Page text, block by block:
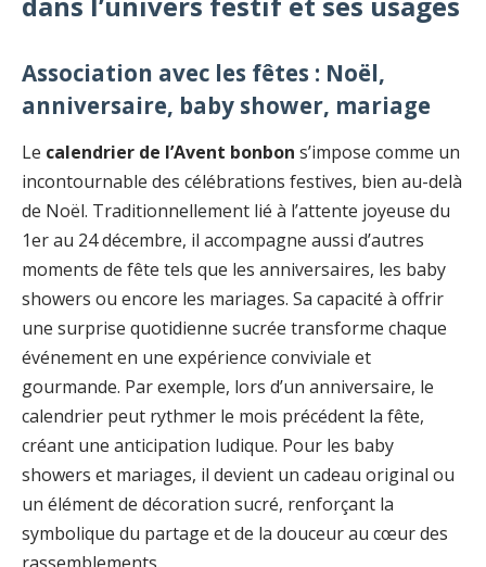
Association avec les fêtes : Noël,
anniversaire, baby shower, mariage
Le calendrier de l’Avent bonbon s’impose comme un
incontournable des célébrations festives, bien au-delà
de Noël. Traditionnellement lié à l’attente joyeuse du
1er au 24 décembre, il accompagne aussi d’autres
moments de fête tels que les anniversaires, les baby
showers ou encore les mariages. Sa capacité à offrir
une surprise quotidienne sucrée transforme chaque
événement en une expérience conviviale et
gourmande. Par exemple, lors d’un anniversaire, le
calendrier peut rythmer le mois précédent la fête,
créant une anticipation ludique. Pour les baby
showers et mariages, il devient un cadeau original ou
un élément de décoration sucré, renforçant la
symbolique du partage et de la douceur au cœur des